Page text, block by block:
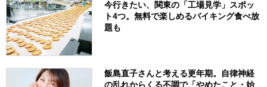
今行きたい、関東の「工場見学」スポッ
ト4つ。無料で楽しめるバイキング食べ放
題も
飯島直子さんと考える更年期。自律神経
の乱れからくる不調で「やめたこと・始